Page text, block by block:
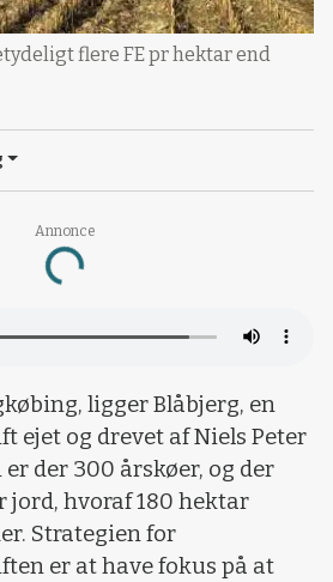
Annonce
Loading...
flere FE pr hektar end
ligger Blåbjerg, en
ejet og drevet af Niels Peter
er der 300 årskøer, og der
jord, hvoraf 180 hektar
Strategien for
er at have fokus på at